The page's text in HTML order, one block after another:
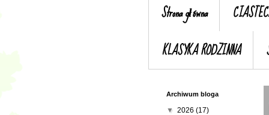
Strona główna
KLASYKA RODZINNA
Archiwum bloga
▼ 2026 (17)